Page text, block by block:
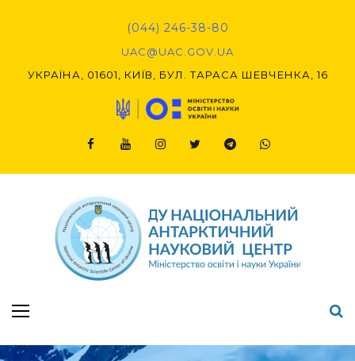
(044) 246-38-80
UAC@UAC.GOV.UA​​
УКРАЇНА, 01601, КИЇВ, БУЛ. ТАРАСА ШЕВЧЕНКА, 16